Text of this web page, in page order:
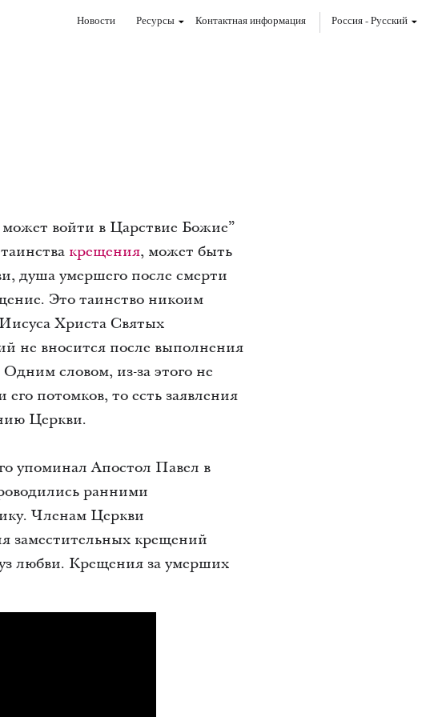
Новости Ресурсы Контактная информация Россия-Pусский
войти в Царствие Божие”
крещения, может быть
душа умершего после смерти
Это таинство никоим
Христа Святых
не вносится после выполнения
словом, из-за этого не
потомков, то есть заявления
Церкви.
упоминал Апостол Павел в
ранними
Членам Церкви
заместительных крещений
любви. Крещения за умерших